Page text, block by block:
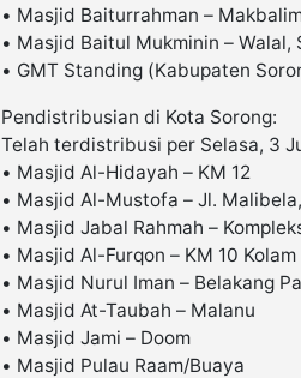
• Masjid Baiturrahman –
• Masjid Baitul Mukminin – Walal,
• GMT Standing (Kabupaten
Pendistribusian di Kota Sorong:
Telah terdistribusi per Selasa, 3
• Masjid Al-Hidayah – KM 12
• Masjid Al-Mustofa – Jl.
• Masjid Jabal Rahmah –
• Masjid Al-Furqon – KM 10
• Masjid Nurul Iman – Belakang
• Masjid At-Taubah – Malanu
• Masjid Jami – Doom
• Masjid Pulau Raam/Buaya